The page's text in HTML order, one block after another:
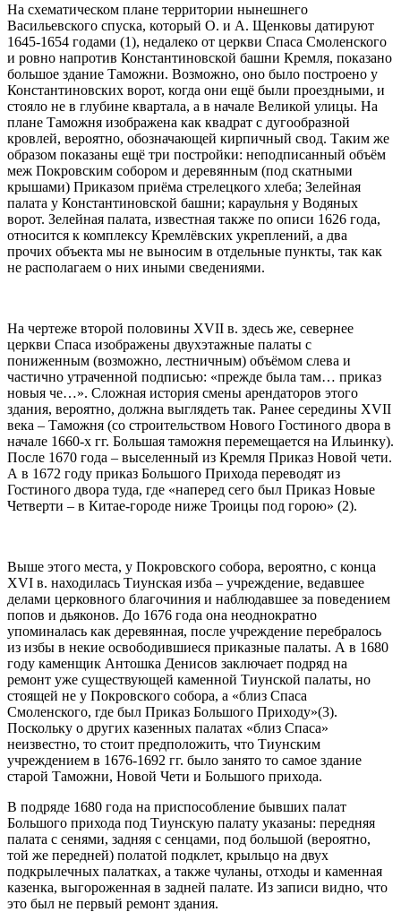
На схематическом плане территории нынешнего
Васильевского спуска, который О. и А. Щенковы датируют
1645-1654 годами (1), недалеко от церкви Спаса Смоленского
и ровно напротив Константиновской башни Кремля, показано
большое здание Таможни. Возможно, оно было построено у
Константиновских ворот, когда они ещё были проездными, и
стояло не в глубине квартала, а в начале Великой улицы. На
плане Таможня изображена как квадрат с дугообразной
кровлей, вероятно, обозначающей кирпичный свод. Таким же
образом показаны ещё три постройки: неподписанный объём
меж Покровским собором и деревянным (под скатными
крышами) Приказом приёма стрелецкого хлеба; Зелейная
палата у Константиновской башни; караульня у Водяных
ворот. Зелейная палата, известная также по описи 1626 года,
относится к комплексу Кремлёвских укреплений, а два
прочих объекта мы не выносим в отдельные пункты, так как
не располагаем о них иными сведениями.
На чертеже второй половины XVII в. здесь же, севернее
церкви Спаса изображены двухэтажные палаты с
пониженным (возможно, лестничным) объёмом слева и
частично утраченной подписью: «прежде была там… приказ
новыя че…». Сложная история смены арендаторов этого
здания, вероятно, должна выглядеть так. Ранее середины XVII
века – Таможня (со строительством Нового Гостиного двора в
начале 1660-х гг. Большая таможня перемещается на Ильинку).
После 1670 года – выселенный из Кремля Приказ Новой чети.
А в 1672 году приказ Большого Прихода переводят из
Гостиного двора туда, где «наперед сего был Приказ Новые
Четверти – в Китае-городе ниже Троицы под горою» (2).
Выше этого места, у Покровского собора, вероятно, с конца
XVI в. находилась Тиунская изба – учреждение, ведавшее
делами церковного благочиния и наблюдавшее за поведением
попов и дьяконов. До 1676 года она неоднократно
упоминалась как деревянная, после учреждение перебралось
из избы в некие освободившиеся приказные палаты. А в 1680
году каменщик Антошка Денисов заключает подряд на
ремонт уже существующей каменной Тиунской палаты, но
стоящей не у Покровского собора, а «близ Спаса
Смоленского, где был Приказ Большого Приходу»(3).
Поскольку о других казенных палатах «близ Спаса»
неизвестно, то стоит предположить, что Тиунским
учреждением в 1676-1692 гг. было занято то самое здание
старой Таможни, Новой Чети и Большого прихода.
В подряде 1680 года на приспособление бывших палат
Большого прихода под Тиунскую палату указаны: передняя
палата с сенями, задняя с сенцами, под большой (вероятно,
той же передней) полатой подклет, крыльцо на двух
подкрылечных палатках, а также чуланы, отходы и каменная
казенка, выгороженная в задней палате. Из записи видно, что
это был не первый ремонт здания.